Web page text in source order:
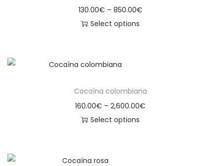
130.00€ – 850.00€
Select options
Cocaína colombiana
160.00€ – 2,600.00€
Select options